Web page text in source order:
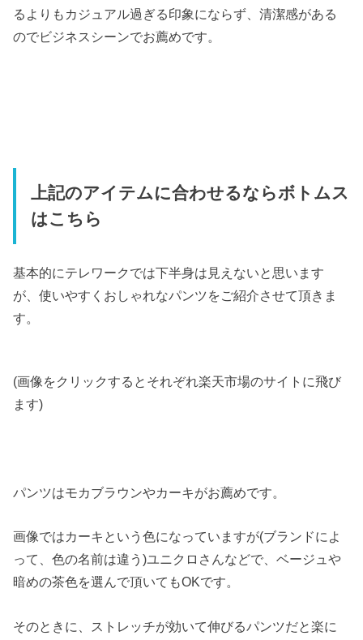
るよりもカジュアル過ぎる印象にならず、清潔感がある
のでビジネスシーンでお薦めです。
上記のアイテムに合わせるならボトムス
はこちら
基本的にテレワークでは下半身は見えないと思います
が、使いやすくおしゃれなパンツをご紹介させて頂きま
す。
(画像をクリックするとそれぞれ楽天市場のサイトに飛び
ます)
パンツはモカブラウンやカーキがお薦めです。
画像ではカーキという色になっていますが(ブランドによ
って、色の名前は違う)ユニクロさんなどで、ベージュや
暗めの茶色を選んで頂いてもOKです。
そのときに、ストレッチが効いて伸びるパンツだと楽に